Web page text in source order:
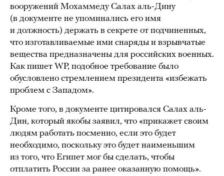
вооружений Мохаммеду Салах аль-Дину
(в документе не упоминались его имя
и должность) держать в секрете от подчиненных,
что изготавливаемые ими снаряды и взрывчатые
вещества предназначены для российских военных.
Как пишет WP, подобное требование было
обусловлено стремлением президента «избежать
проблем с Западом».
Кроме того, в документе цитировался Салах аль-
Дин, который якобы заявил, что «прикажет своим
людям работать посменно, если это будет
необходимо, поскольку это будет наименьшим
из того, что Египет мог бы сделать, чтобы
отплатить России за ранее оказанную помощь».